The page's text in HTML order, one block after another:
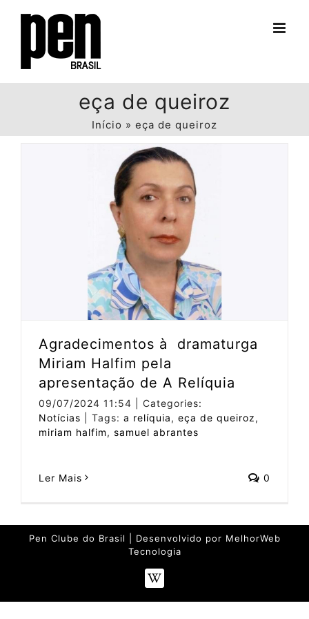
conteúdo
eça de queiroz
Início » eça de queiroz
Agradecimentos à dramaturga
Miriam Halfim pela
apresentação de A Relíquia
09/07/2024 11:54
Categories:
Notícias
Tags: a relíquia, eça de queiroz,
miriam halfim, samuel abrantes
Ler Mais 0
Pen Clube do Brasil | Desenvolvido por MelhorWeb
Tecnologia
Wikipédia